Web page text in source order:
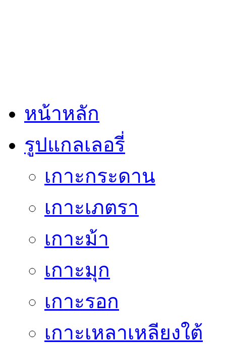
หน้าหลัก
รูปแกลเลอรี่
เกาะกระดาน
เกาะเภตรา
เกาะม้า
เกาะมุก
เกาะรอก
เกาะเหลาเหลียงใต้